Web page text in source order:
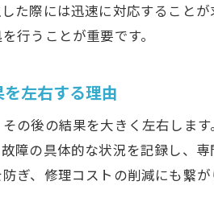
機械の寿命
故障を防ぐ
株式会社ラフォ
ラフォーレ
成功事例か
た際には迅速に対応すること
行うことが重要です。
左右する理由
の後の結果を大きく左右しま
障の具体的な状況を記録し、
ぎ、修理コストの削減にも繋